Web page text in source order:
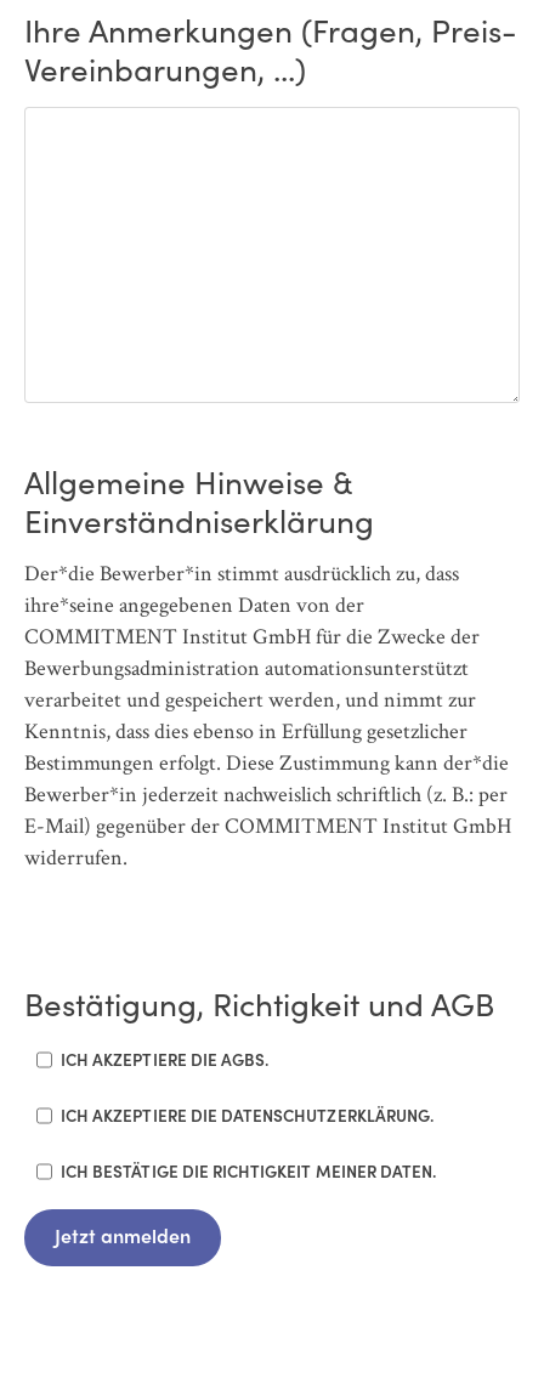
Ihre Anmerkungen (Fragen, Preis-
Vereinbarungen, ...)
Allgemeine Hinweise &
Einverständniserklärung
Der*die Bewerber*in stimmt ausdrücklich zu, dass
ihre*seine angegebenen Daten von der
COMMITMENT Institut GmbH für die Zwecke der
Bewerbungsadministration automationsunterstützt
verarbeitet und gespeichert werden, und nimmt zur
Kenntnis, dass dies ebenso in Erfüllung gesetzlicher
Bestimmungen erfolgt. Diese Zustimmung kann der*die
Bewerber*in jederzeit nachweislich schriftlich (z. B.: per
E-Mail) gegenüber der COMMITMENT Institut GmbH
widerrufen.
Bestätigung, Richtigkeit und AGB
ICH AKZEPTIERE DIE AGBS.
ICH AKZEPTIERE DIE DATENSCHUTZERKLÄRUNG.
ICH BESTÄTIGE DIE RICHTIGKEIT MEINER DATEN.
Jetzt anmelden